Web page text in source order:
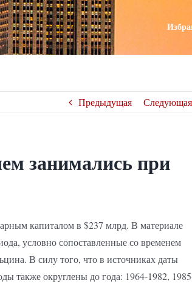
Предыдущая Следующая
занимались при
капиталом в $237 млрд. В материале
условно сопоставленные со временем
В силу того, что в источниках даты
также округлены до года: 1964-1982,